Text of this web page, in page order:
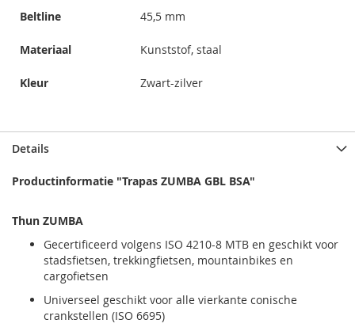
Beltline 45,5 mm
Materiaal Kunststof, staal
Kleur Zwart-zilver
Details
Productinformatie "Trapas ZUMBA GBL BSA"
Thun ZUMBA
Gecertificeerd volgens ISO 4210-8 MTB en geschikt voor
stadsfietsen, trekkingfietsen, mountainbikes en
cargofietsen
Universeel geschikt voor alle vierkante conische
crankstellen (ISO 6695)